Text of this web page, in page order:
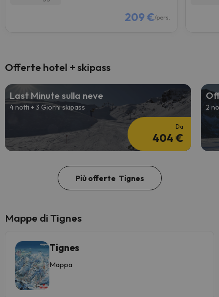
209 €/pers.
Offerte hotel + skipass
Last Minute sulla neve
4 notti + 3 Giorni skipass
Da
404 €
2
Più offerte Tignes
Mappe di Tignes
Tignes
Mappa